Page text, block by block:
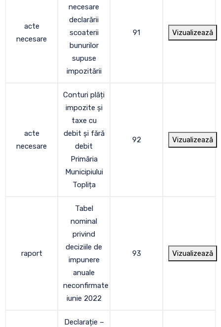
acte
necesare
necesare
declarării
scoaterii
bunurilor
supuse
impozitării
91 Vizualizează
acte
necesare
Conturi plăți
impozite și
taxe cu
debit și fără
debit
Primăria
Municipiului
Toplița
92 Vizualizează
raport
Tabel
nominal
privind
deciziile de
impunere
anuale
neconfirmate
iunie 2022
93 Vizualizează
Declarație –